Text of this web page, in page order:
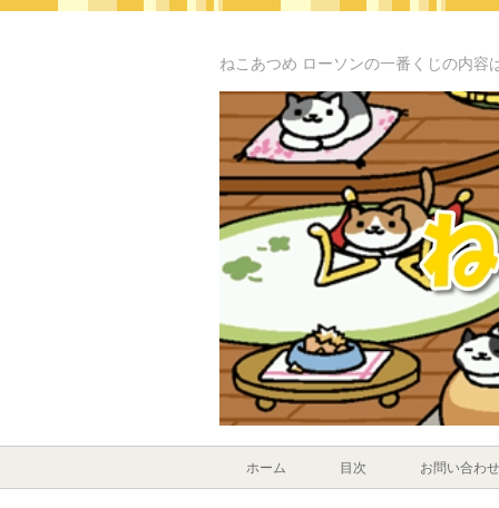
ねこあつめ ローソンの一番くじの内容
ホーム 目次 お問い合わせ